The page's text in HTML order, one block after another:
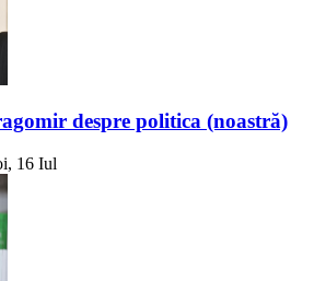
despre politica (noastră)
16 Iul